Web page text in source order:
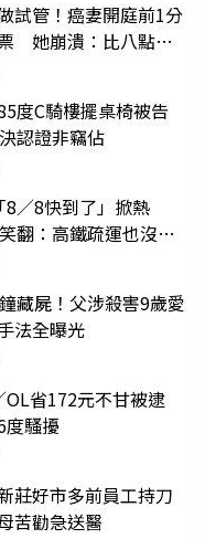
試管！癌妻開庭前1分
她崩潰：比八點檔
度C騎樓擺桌椅被告
認證非竊佔
8／8快到了」掀熱
翻：高鐵疏運也沒列
藏屍！父涉殺害9歲愛
法全曝光
OL省172元不甘被逮
度騷擾
莊好市多前員工持刀
苦勸急送醫